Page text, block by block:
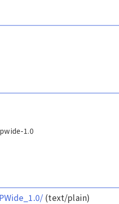
1.0
(text/plain)